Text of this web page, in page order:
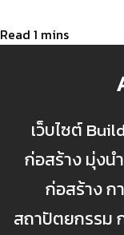
เว็บไซต์
ก่อสร้าง มุ่งน
ก่อสร้าง
สถาปัตยกรรม